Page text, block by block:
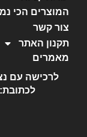
המוצרים הכי
צור קשר
תקנון האתר
מאמרים
לרכישה עם
לכתובת: htofashion2022@gmail.com